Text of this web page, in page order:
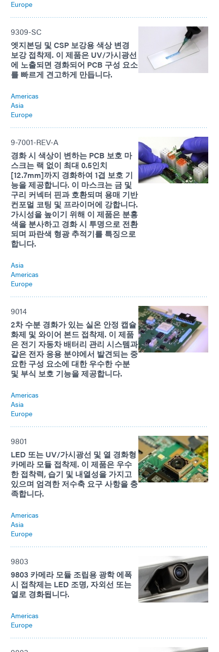
Europe
9309-SC
엣지본딩 및 CSP 보강용 색상 변경
보강 접착제. 이 제품은 UV/가시광선
에 노출되면 경화되어 PCB 구성 요소
를 빠르게 견고하게 만듭니다.
Americas
Asia
Europe
9-7001-REV-A
경화 시 색상이 변하는 PCB 보호 마
스크는 랙 없이 최대 0.5인치
[12.7mm]까지 경화하여 1겹 보호 기
능을 제공합니다. 이 마스크는 금 및
구리 커넥터 핀과 호환되며 용매 기반
컨포멀 코팅 및 프라이머에 강합니다.
가시성을 높이기 위해 이 제품은 분홍
색을 분사하고 경화 시 투명으로 전환
되며 파란색 형광 추적기를 특징으로
합니다.
Asia
Americas
Europe
9014
2차 수분 경화가 있는 실온 안정 캡슐
화제 및 와이어 본드 접착제. 이 제품
은 전기 자동차 배터리 관리 시스템과
같은 전자 응용 분야에서 발견되는 중
요한 구성 요소에 대한 우수한 수분
및 부식 보호 기능을 제공합니다.
Americas
Asia
Europe
9801
LED 또는 UV/가시광선 및 열 경화형
카메라 모듈 접착제. 이 제품은 우수
한 접착력, 습기 및 내열성을 가지고
있으며 엄격한 저수축 요구 사항을 충
족합니다.
Americas
Asia
Europe
9803
9803 카메라 모듈 조립용 광학 에폭
시 접착제는 LED 조명, 자외선 또는
열로 경화됩니다.
Americas
Europe